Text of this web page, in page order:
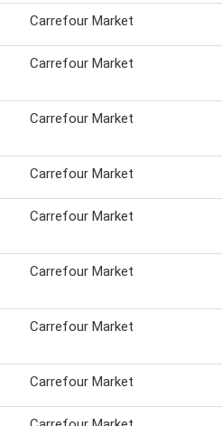
Carrefour Market
Carrefour Market
Carrefour Market
Carrefour Market
Carrefour Market
Carrefour Market
Carrefour Market
Carrefour Market